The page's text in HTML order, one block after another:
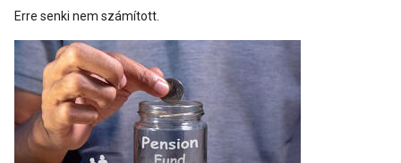
Erre senki nem számított.